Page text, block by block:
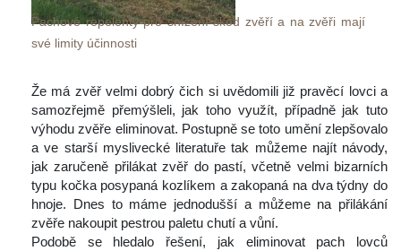
Pachové repelenty pro snížení škod zvěří a na zvěři mají
vé limity účinnosti
Že má zvěř velmi dobrý čich si uvědomili již pravěcí lovci a
amozřejmě přemýšleli, jak toho využít, případně jak tuto
výhodu zvěře eliminovat. Postupně se toto umění zlepšovalo
a ve starší myslivecké literatuře tak můžeme najít návody,
jak zaručeně přilákat zvěř do pastí, včetně velmi bizarních
typu kočka posypaná kozlíkem a zakopaná na dva týdny do
hnoje. Dnes to máme jednodušší a můžeme na přilákání
zvěře nakoupit pestrou paletu chutí a vůní.
Podobě se hledalo řešení, jak eliminovat pach lovců